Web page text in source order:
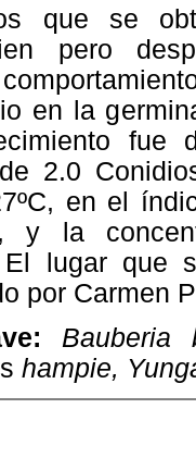
que se
pero
en la
fue
2.0
en el
y la
El lugar que
por Carmen
Bauberia
hampie,